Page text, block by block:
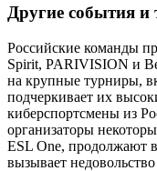
Другие события и
Российские команды
Spirit, PARIVISION и
на крупные турниры,
подчеркивает их
киберспортсмены из
организаторы
ESL One, продолжают
вызывает